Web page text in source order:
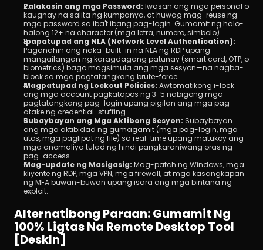
Palakasin ang mga Password: Iwasan ang mga personal o
kaugnay na salita ng kumpanya, at huwag mag-reuse ng
mga password sa iba't ibang pag-login. Gumamit ng halo-
halong 12+ na character (mga letra, numero, simbolo).
Ipapatupad ang NLA (Network Level Authentication):
Paganahin ang naka-built-in na NLA ng RDP upang
mangailangan ng karagdagang patunay (smart card, OTP, o
biometrics) bago magsimula ang mga sesyon—na nagba-
block sa mga pagtatangkang brute-force.
Magpatupad ng Lockout Policies: Awtomatikong i-lock
ang mga account pagkatapos ng 3-5 nabigong mga
pagtatangkang pag-login upang pigilan ang mga pag-
atake ng credential-stuffing.
Subaybayan ang Mga Aktibong Sesyon: Subaybayan
ang mga aktibidad ng gumagamit (mga pag-login, mga
utos, mga paglipat ng file) sa real-time upang matukoy ang
mga anomaliya tulad ng hindi pangkaraniwang oras ng
pag-access.
Mag-update ng Masigasig: Mag-patch ng Windows, mga
kliyente ng RDP, mga VPN, mga firewall, at mga kasangkapan
ng MFA buwan-buwan upang isara ang mga bintana ng
exploit.
Alternatibong Paraan: Gumamit Ng
100% Ligtas Na Remote Desktop Tool
[DeskIn]